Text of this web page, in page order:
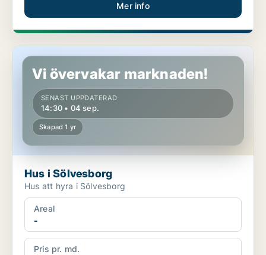
Mer info
Hus i Sölvesborg
Vi övervakar marknaden!
SENAST UPPDATERAD
14:30 • 04 sep.
Skapad 1 yr
Hus i Sölvesborg
Hus att hyra i Sölvesborg
Areal
-
Pris pr. md.